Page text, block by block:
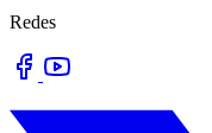
Redes